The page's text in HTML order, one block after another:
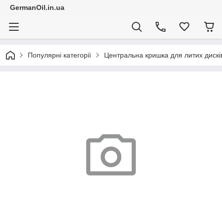
GermanOil.in.ua
Популярні категорії Центральна кришка для литих